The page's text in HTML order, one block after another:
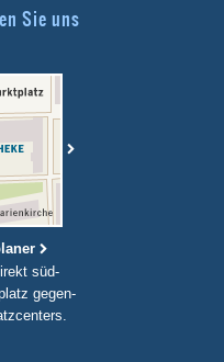
Sie uns
süd-
gegen-